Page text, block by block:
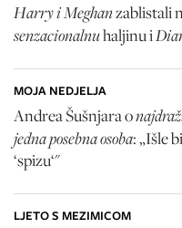
Harry i Meghanzablistali
senzacionalnuhaljinu i
MOJA NEDJELJA
Andrea Šušnjara o
jedna posebna osoba: „Išle
‘spizu‘"
LJETO S MEZIMICOM